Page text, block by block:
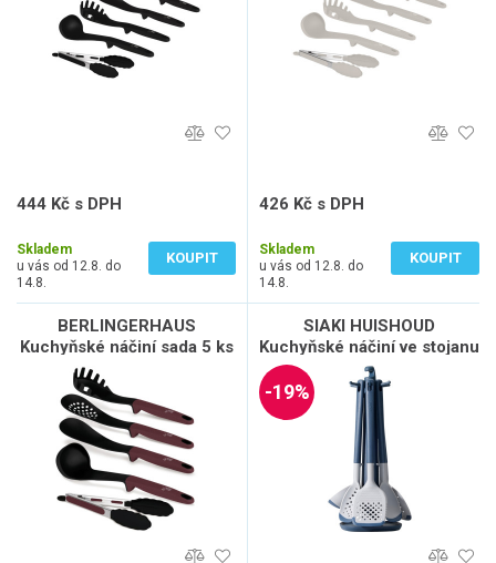
444 Kč s DPH
Skladem
u vás od 12.8. do
14.8.
KOUPIT
426 Kč s DPH
Skladem
u vás od 12.8. do
14.8.
KOUPIT
BERLINGERHAUS
Kuchyňské náčiní sada 5 ks
Leonardo Collection BH-
6337
SIAKI HUISHOUD
Kuchyňské náčiní ve stojanu
sada 7 ks modrošedá KO-
C80654700
-19%